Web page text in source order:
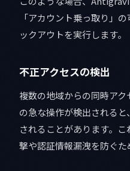
「アカウント乗っ取り」
ックアウトを実行します。
不正アクセスの検出
複数の地域からの同時ア
の急な操作が検出される
されることがあります。
撃や認証情報漏洩を防ぐた